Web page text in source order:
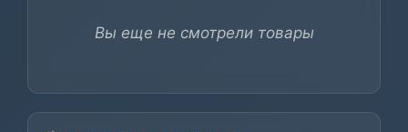
Вы еще не смотрели товары